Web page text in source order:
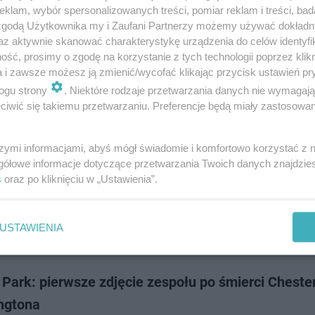
zyskało nowe znaczenie po śmierci Chestera Benningtona, a teledysk
dla zespołu,…
ostatniego teledysku Linkin Park. Wiedzieli,
Linkin Park to pożegnanie Chestera? Czy data premiery klipu nie
a ostatnia scena klipu jest symbolicznym nawiązaniem do
pierwsze zdjęcie zespołu po śmierci
wybór spersonalizowanych treści, pomiar reklam i treści,
Użytkownika my i Zaufani Partnerzy możemy używać
aktywnie skanować charakterystykę urządzenia do celów
prosimy o zgodę na korzystanie z tych technologii poprzez
i zawsze możesz ją zmienić/wycofać klikając przycisk ustawień
strony
. Niektóre rodzaje przetwarzania danych nie
się takiemu przetwarzaniu. Preferencje będą miały
informacjami, abyś mógł świadomie i komfortowo korzystać z
informacje dotyczące przetwarzania Twoich danych
oraz po kliknięciu w „Ustawienia”.
USTAWIENIA